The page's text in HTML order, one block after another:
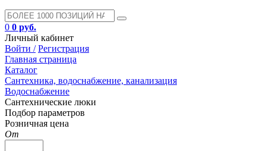
0 0 руб.
Личный кабинет
Войти / Регистрация
Главная страница
Каталог
Сантехника, водоснабжение, канализация
Водоснабжение
Сантехнические люки
Подбор параметров
Розничная цена
От